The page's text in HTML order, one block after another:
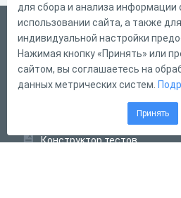
Русский
Справка
Форма обратной связи
Конструктор тестов
для сбора и анализа информации
использовании сайта, а также
индивидуальной настройки
Нажимая кнопку «Принять» или
сайтом, вы соглашаетесь на
данных метрических систем.
Принять